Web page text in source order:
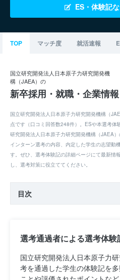
ES・体験記
TOP マッチ度 就活速報
国立研究開発法人日本原子力研究開発機
構（JAEA）の
新卒採用・就職・企業情報
国立研究開発法人日本原子力研究開発機構（
点です（口コミ回答数248件）。ESや本選考体
研究開発法人日本原子力研究開発機構（JAEA
インターン選考の内容、内定した学生の志望動
す。ぜひ、選考体験記の詳細ページにて最新情
し、選考対策に役立ててください。
目次
選考通過者による選考体験
国立研究開発法人日本原子力
考を通過した学生の体験記を